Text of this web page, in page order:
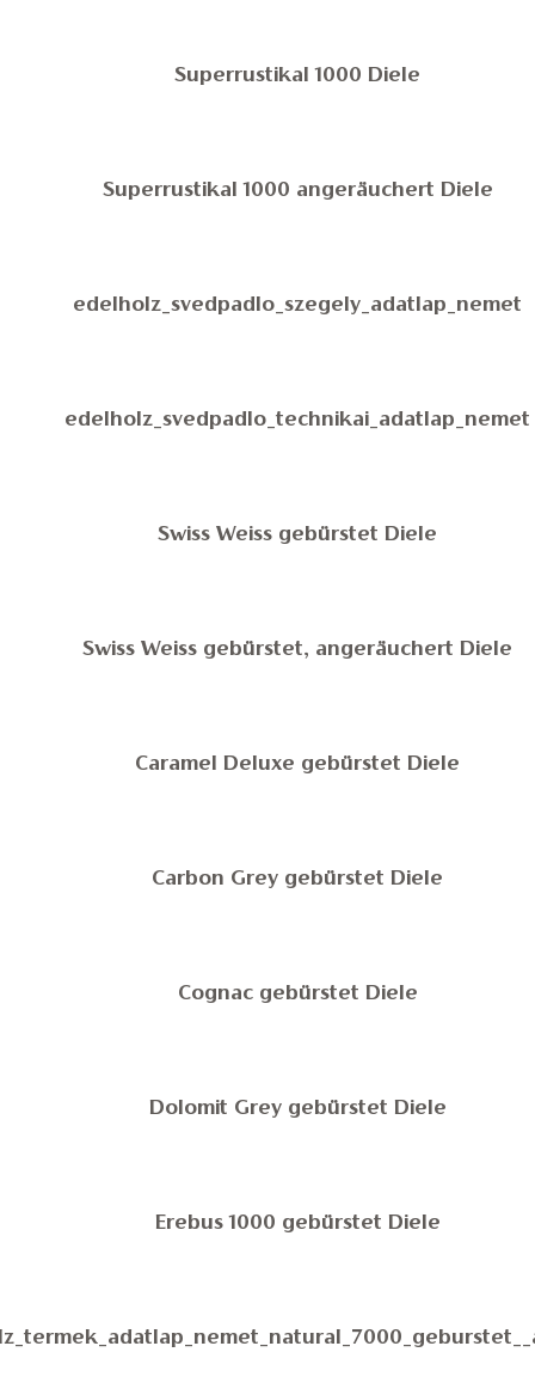
Superrustikal 1000 Diele
Superrustikal 1000 angeräuchert Diele
edelholz_svedpadlo_szegely_adatlap_nemet
edelholz_svedpadlo_technikai_adatlap_nemet
Swiss Weiss gebürstet Diele
Swiss Weiss gebürstet, angeräuchert Diele
Caramel Deluxe gebürstet Diele
Carbon Grey gebürstet Diele
Cognac gebürstet Diele
Dolomit Grey gebürstet Diele
Erebus 1000 gebürstet Diele